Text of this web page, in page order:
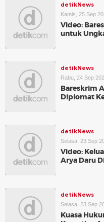
detikNews
Kamis, 25 Sep
Video:
untuk
detikNews
Rabu, 24 Sep
Bareskrim
Diplomat
detikNews
Selasa, 23 Sep
Video:
Arya Daru
detikNews
Selasa, 23 Sep
Kuasa